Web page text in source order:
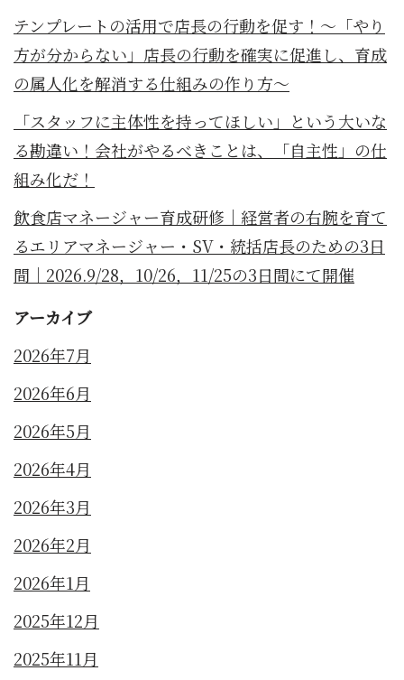
テンプレートの活用で店長の行動を促す！～「やり
方が分からない」店長の行動を確実に促進し、育成
の属人化を解消する仕組みの作り方～
「スタッフに主体性を持ってほしい」という大いな
る勘違い！会社がやるべきことは、「自主性」の仕
組み化だ！
飲食店マネージャー育成研修｜経営者の右腕を育て
るエリアマネージャー・SV・統括店長のための3日
間｜2026.9/28，10/26，11/25の3日間にて開催
アーカイブ
2026年7月
2026年6月
2026年5月
2026年4月
2026年3月
2026年2月
2026年1月
2025年12月
2025年11月